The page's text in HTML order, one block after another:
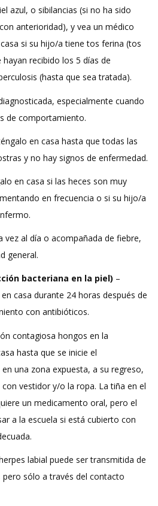
azul, o sibilancias (si no ha sido
anterioridad), y vea un médico
si su hijo/a tiene tos ferina (tos
recibido los 5 días de
(hasta que sea tratada).
especialmente cuando
de comportamiento.
en casa hasta que todas las
y no hay signos de enfermedad.
en casa si las heces son muy
en frecuencia o si su hijo/a
vez al día o acompañada de fiebre,
general.
bacteriana en la piel) –
casa durante 24 horas después de
con antibióticos.
contagiosa hongos en la
hasta que se inicie el
una zona expuesta, a su regreso,
vestidor y/o la ropa. La tiña en el
un medicamento oral, pero el
a la escuela si está cubierto con
labial puede ser transmitida de
sólo a través del contacto